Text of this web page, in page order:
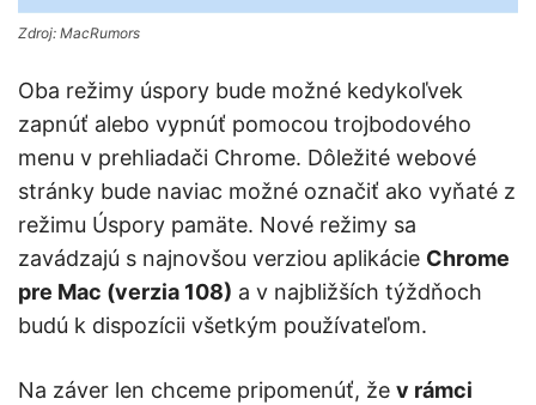
Zdroj: MacRumors
Oba režimy úspory bude možné kedykoľvek
zapnúť alebo vypnúť pomocou trojbodového
menu v prehliadači Chrome. Dôležité webové
stránky bude naviac možné označiť ako vyňaté z
režimu Úspory pamäte. Nové režimy sa
zavádzajú s najnovšou verziou aplikácie Chrome
pre Mac (verzia 108) a v najbližších týždňoch
budú k dispozícii všetkým používateľom.
Na záver len chceme pripomenúť, že v rámci